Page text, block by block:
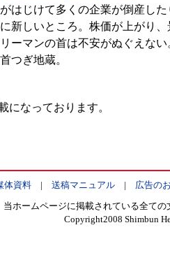
はじけて多くの企業が倒産し
新しいところ。株価が上がり
ーマンの首は不安がぬぐえな
つぎ地蔵。
になっております。
体資料| 送稿マニュアル| 広告の
当ホームページに掲載されている全て
Copyright2008 Shimbun